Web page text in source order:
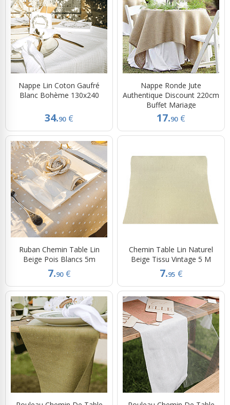
Nappe Lin Coton Gaufré
Blanc Bohème 130x240
34.90 €
Nappe Ronde Jute
Authentique Discount 220cm
Buffet Mariage
17.90 €
Ruban Chemin Table Lin
Beige Pois Blancs 5m
7.90 €
Chemin Table Lin Naturel
Beige Tissu Vintage 5 M
7.95 €